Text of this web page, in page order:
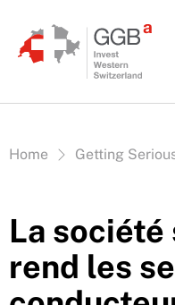
Vous êtes ici:
Home Getting
La société
rend les